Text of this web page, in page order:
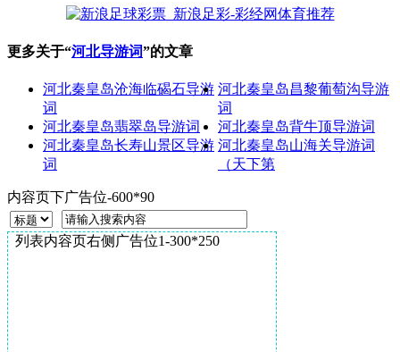
更多关于“河北导游词”的文章
河北秦皇岛沧海临碣石导游
词
河北秦皇岛昌黎葡萄沟导游
词
河北秦皇岛翡翠岛导游词
河北秦皇岛背牛顶导游词
河北秦皇岛长寿山景区导游
词
河北秦皇岛山海关导游词
（天下第
内容页下广告位-600*90
列表内容页右侧广告位1-300*250